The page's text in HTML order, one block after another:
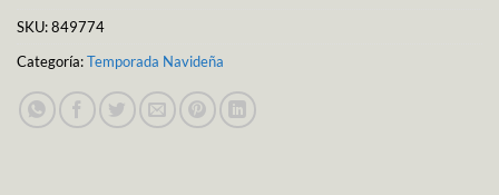
SKU:849774
Categoría:Temporada Navideña